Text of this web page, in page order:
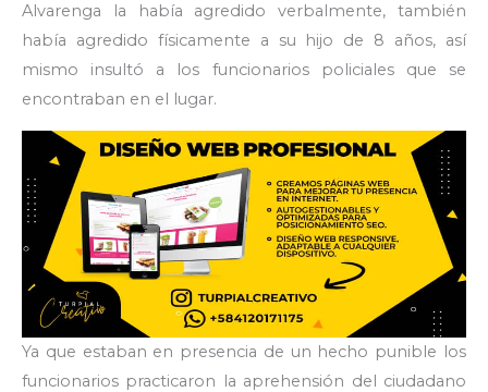
Alvarenga la había agredido verbalmente, también
había agredido físicamente a su hijo de 8 años, así
mismo insultó a los funcionarios policiales que se
encontraban en el lugar.
Ya que estaban en presencia de un hecho punible los
funcionarios practicaron la aprehensión del ciudadano